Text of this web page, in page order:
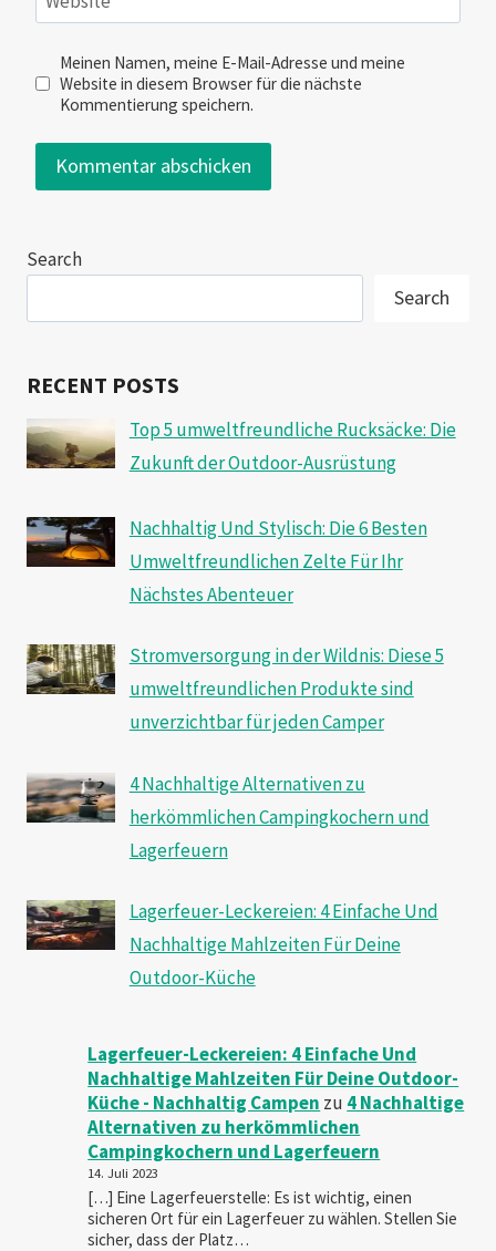
Meinen Namen, meine E-Mail-Adresse und meine
Website in diesem Browser für die nächste
Kommentierung speichern.
Search
Search
RECENT POSTS
Top 5 umweltfreundliche Rucksäcke: Die
Zukunft der Outdoor-Ausrüstung
Nachhaltig Und Stylisch: Die 6 Besten
Umweltfreundlichen Zelte Für Ihr
Nächstes Abenteuer
Stromversorgung in der Wildnis: Diese 5
umweltfreundlichen Produkte sind
unverzichtbar für jeden Camper
4 Nachhaltige Alternativen zu
herkömmlichen Campingkochern und
Lagerfeuern
Lagerfeuer-Leckereien: 4 Einfache Und
Nachhaltige Mahlzeiten Für Deine
Outdoor-Küche
Lagerfeuer-Leckereien: 4 Einfache Und
Nachhaltige Mahlzeiten Für Deine Outdoor-
Küche - Nachhaltig Campen zu 4 Nachhaltige
Alternativen zu herkömmlichen
Campingkochern und Lagerfeuern
14. Juli 2023
[…] Eine Lagerfeuerstelle: Es ist wichtig, einen
sicheren Ort für ein Lagerfeuer zu wählen. Stellen Sie
sicher, dass der Platz…